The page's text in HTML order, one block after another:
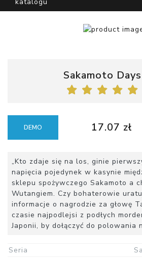
Sakamoto
DEMO 17.07 zł
„Kto zdaje się na los, ginie
napięcia pojedynek w kasynie
sklepu spożywczego Sakamoto a
Wutangiem. Czy bohaterowie
informacje o nagrodzie za głowę
czasie najpodlejsi z podłych
Japonii, by dołączyć do polowania
Seria